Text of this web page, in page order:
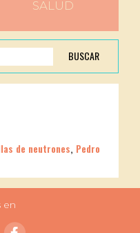
SALUD
BUSCAR
de neutrones, Pedro
en